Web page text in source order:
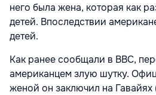
него была жена, которая как
детей. Впоследствии
детей.
Как ранее сообщали в BBC,
американцем злую шутку.
женой он заключил на Гавайях